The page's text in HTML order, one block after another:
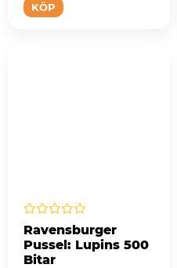
KÖP
Ravensburger
Pussel: Lupins 500
Bitar